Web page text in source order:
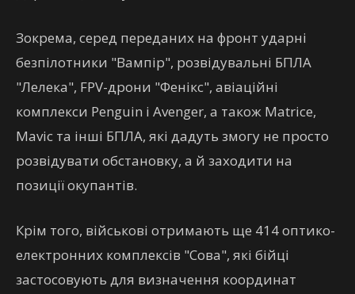
Зокрема, серед переданих на фронт ударні
безпілотники "Вампір", розвідувальні БПЛА
"Лелека", FPV-дрони "Фенікс", авіаційні
комплекси Penguin і Avenger, а також Matrice,
Mavic та інші БПЛА, які дадуть змогу не просто
розвідувати обстановку, а й заходити на
позиції окупантів.
Крім того, військові отримають ще 414 оптико-
електронних комплексів "Сова", які бійці
застосовують для визначення координат